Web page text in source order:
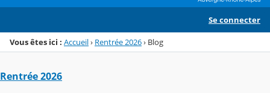
Se connecter
Vous êtes ici : Accueil› Rentrée 2026› Blog
Rentrée 2026